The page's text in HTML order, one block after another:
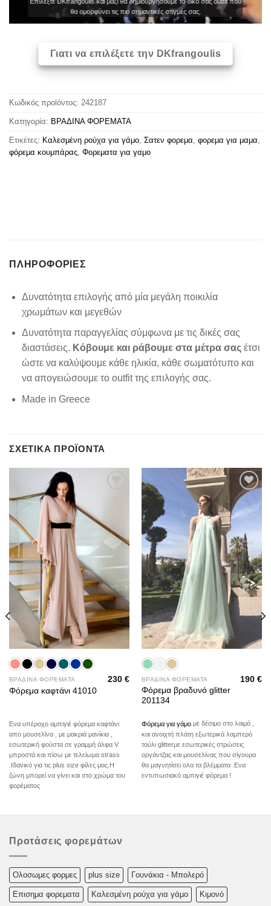
θα ομορφύνει τις πιο σημαντικές στιγμές σας.
Γιατι να επιλέξετε την DKfrangoulis
Κωδικός προϊόντος: 242187
Κατηγορία: ΒΡΑΔΙΝΑ ΦΟΡΕΜΑΤΑ
Ετικέτες: Καλεσμένη ρούχα για γάμο Σατεν φορεμα φορεμα για μαμα
φόρεμα κουμπάρας Φορεματα για γαμο
ΠΛΗΡΟΦΟΡΊΕΣ
Δυνατότητα επιλογής από μία μεγάλη ποικιλία
χρωμάτων και μεγεθών
Δυνατότητα παραγγελίας σύμφωνα με τις δικές σας
διαστάσεις. Κόβουμε και ράβουμε στα μέτρα σας έτσι
ώστε να καλύψουμε κάθε ηλικία, κάθε σωματότυπο και
να απογειώσουμε το outfit της επιλογής σας.
Made in Greece
ΣΧΕΤΙΚΆ ΠΡΟΪΌΝΤΑ
ΒΡΑΔΙΝΑ ΦΟΡΕΜΑΤΑ
Φόρεμα καφτάνι 41010
230€
Ενα υπέροχο αμπιγιέ φόρεμα καφτάνι
απο μουσελίνα , με μακριά μανίκια ,
εσωτερική φούστα σε γραμμή άλφα V
μπροστά και πίσω με τελείωμα strass
.Iδανικό για τις plus size φίλες μας.Η
ζώνη μπορεί να γίνει και στο χρώμα του
φορέματος
Add to
wishlist
ΒΡΑΔΙΝΑ ΦΟΡΕΜΑΤΑ
Φόρεμα βραδυνό glitter
201134
190€
Φόρεμα για γάμομε δέσιμο στο λαιμό ,
και ανοιχτή πλάτη εξωτερικά λαμπερό
τούλι glitterμε εσωτερικές στρώσεις
οργάντζας και μουσελίνας που σίγουρα
θα μαγνητίσει ολα τα βλέμματα .Ενα
εντυπωσιακό αμπιγιέ φόρεμα !
Προτάσεις φορεμάτων
Oλoσωμες φoρμες plus size Γουνάκια - Μπολερό
Επισημα φορεματα Καλεσμένη ρούχα για γάμο Κιμονό